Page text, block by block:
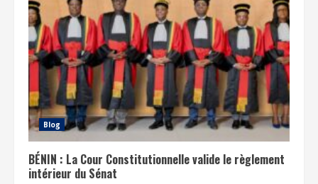
Blog
BÉNIN : La Cour Constitutionnelle valide le règlement
intérieur du Sénat